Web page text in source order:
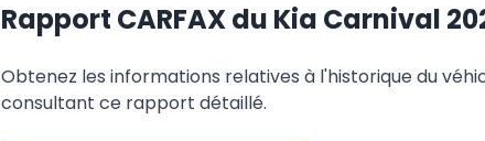
Rapport CARFAX du Kia Carnival
Obtenez les informations relatives à l'historique du
consultant ce rapport détaillé.